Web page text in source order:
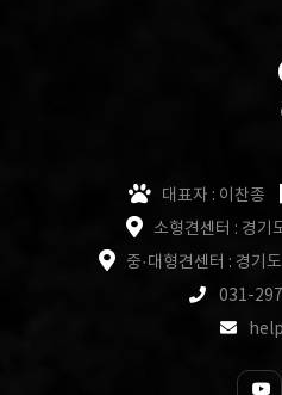
대표자 : 이찬종
소형견센터 : 경기
중·대형견센터 : 경기
031-